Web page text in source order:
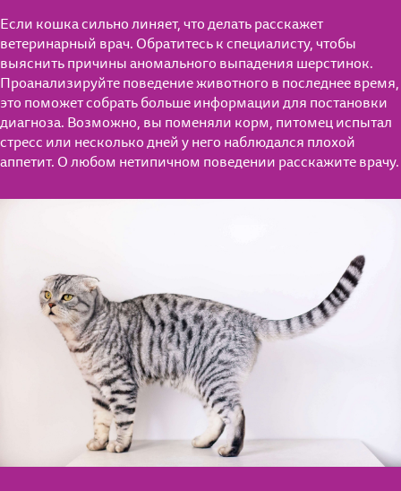
Если кошка сильно линяет, что делать расскажет
ветеринарный врач. Обратитесь к специалисту, чтобы
выяснить причины аномального выпадения шерстинок.
Проанализируйте поведение животного в последнее время,
это поможет собрать больше информации для постановки
диагноза. Возможно, вы поменяли корм, питомец испытал
стресс или несколько дней у него наблюдался плохой
аппетит. О любом нетипичном поведении расскажите врачу.